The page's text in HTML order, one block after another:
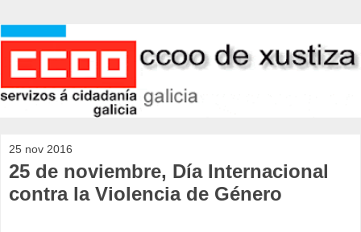
25 nov 2016
25 de noviembre, Día Internacional
contra la Violencia de Género